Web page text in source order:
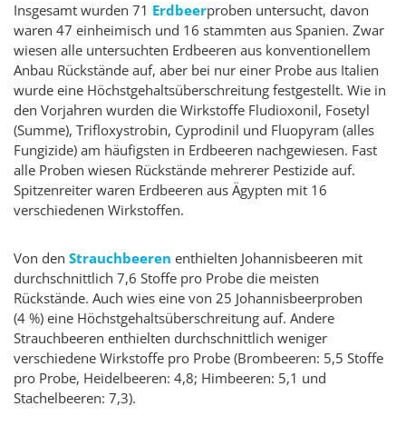
Insgesamt wurden 71 Erdbeerproben untersucht, davon
waren 47 einheimisch und 16 stammten aus Spanien. Zwar
wiesen alle untersuchten Erdbeeren aus konventionellem
Anbau Rückstände auf, aber bei nur einer Probe aus Italien
wurde eine Höchstgehaltsüberschreitung festgestellt. Wie in
den Vorjahren wurden die Wirkstoffe Fludioxonil, Fosetyl
(Summe), Trifloxystrobin, Cyprodinil und Fluopyram (alles
Fungizide) am häufigsten in Erdbeeren nachgewiesen. Fast
alle Proben wiesen Rückstände mehrerer Pestizide auf.
Spitzenreiter waren Erdbeeren aus Ägypten mit 16
verschiedenen Wirkstoffen.
Von den Strauchbeeren enthielten Johannisbeeren mit
durchschnittlich 7,6 Stoffe pro Probe die meisten
Rückstände. Auch wies eine von 25 Johannisbeerproben
(4 %) eine Höchstgehaltsüberschreitung auf. Andere
Strauchbeeren enthielten durchschnittlich weniger
verschiedene Wirkstoffe pro Probe (Brombeeren: 5,5 Stoffe
pro Probe, Heidelbeeren: 4,8; Himbeeren: 5,1 und
Stachelbeeren: 7,3).